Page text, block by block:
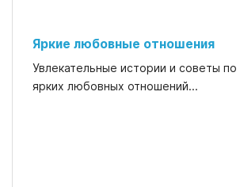
Яркие любовные отношения
Увлекательные истории и советы
ярких любовных отношений...